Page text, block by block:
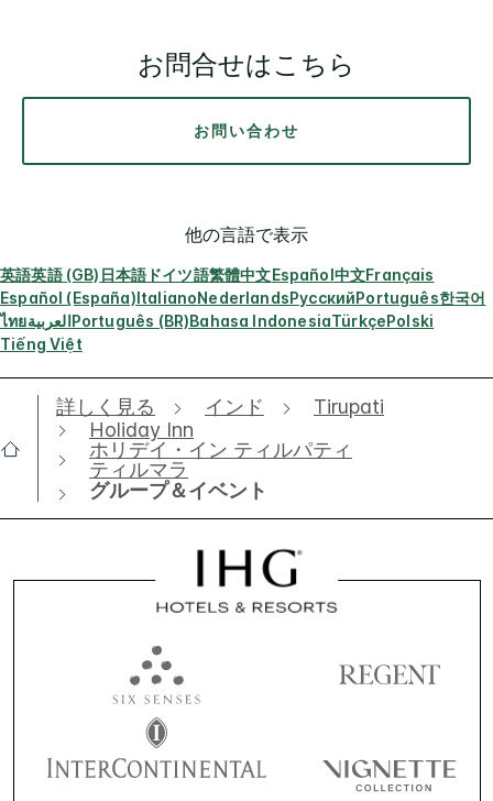
お問合せはこちら
お問い合わせ
他の言語で表示
英語英語 (GB) 日本語 ドイツ語繁體中文Español中文Français
Español (España)ItalianoNederlandsРусскийPortuguês한국어
ไทยالعربيةPortuguês (BR)Bahasa IndonesiaTürkçePolski
Tiếng Việt
詳しく見る インド
Tirupati
Holiday Inn
ホリデイ・イン ティルパティ
ティルマラ
グループ＆イベント